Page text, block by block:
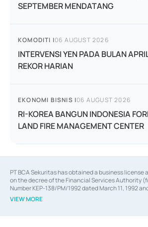
SEPTEMBER MENDATANG
KOMODITI |06 AUGUST 2026
INTERVENSI YEN PADA BULAN
REKOR HARIAN
EKONOMI BISNIS |06 AUGUST 2026
RI-KOREA BANGUN INDONESIA
LAND FIRE MANAGEMENT CENTER
PT BCA Sekuritas has obtained a business license
on the decree of the Financial Services Authority
Number KEP-138/PM/1992 dated March 11, 1992
dated February 28, 2014, a business license as an
decree of the Financial Services Authority Number
VIEW MORE